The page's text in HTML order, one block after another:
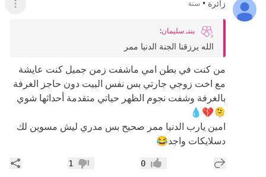
زائرة • سنة عرض
بنتـ سليمان:
الله يرزقنا الجنة الدنيا ممر
من كنت في بطن امي ماشفت زمن جميل كنت عايشة
مع اخت زوجي جارتي بس نفس البيت دون حاجز الغرفة
بالغرفة وشفت نجوم الظهر حياتي متقدمة أحداثها شوي
🫠💔💧
امين يارب الدنيا ممر صحيح بس مدري ليش مسوين لك
دسلايكات واجد😂
إضافة رد جديد إعجاب0 عدم إعجاب
1